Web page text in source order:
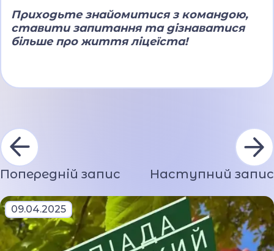
Приходьте знайомитися з командою,
ставити запитання та дізнаватися
більше про життя ліцеїста!
Попередній запис Наступний запис
09.04.2025